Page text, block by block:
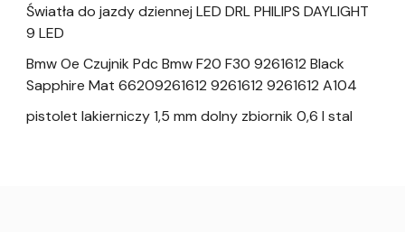
Światła do jazdy dziennej LED DRL PHILIPS DAYLIGHT
9 LED
Bmw Oe Czujnik Pdc Bmw F20 F30 9261612 Black
Sapphire Mat 66209261612 9261612 9261612 A104
pistolet lakierniczy 1,5 mm dolny zbiornik 0,6 l stal